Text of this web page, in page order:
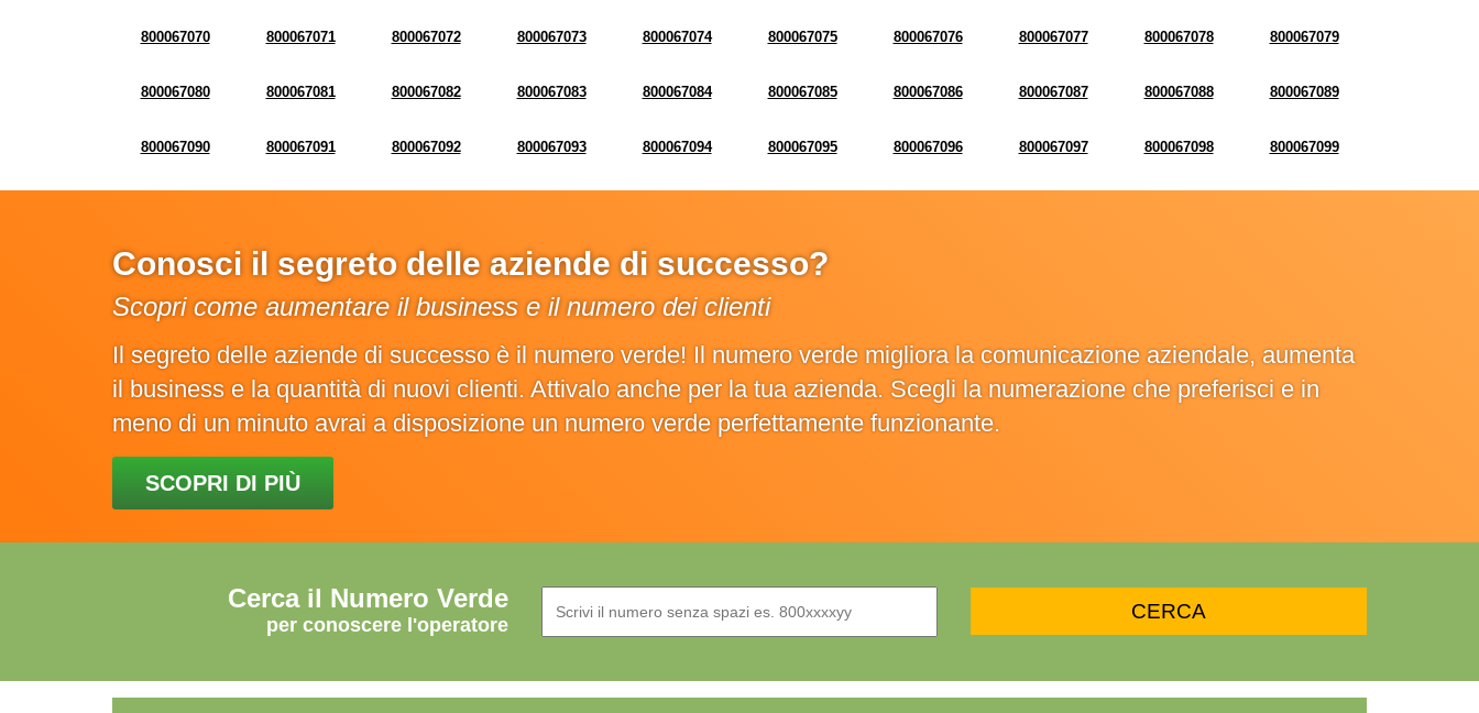
800067070 800067071 800067072 800067073 800067074 800067075 800067076 800067077 800067078 800067079
800067080 800067081 800067082 800067083 800067084 800067085 800067086 800067087 800067088 800067089
800067090 800067091 800067092 800067093 800067094 800067095 800067096 800067097 800067098 800067099
Conosci il segreto delle aziende di successo?
Scopri come aumentare il business e il numero dei clienti
Il segreto delle aziende di successo è il numero verde! Il numero verde migliora la comunicazione aziendale, aumenta
il business e la quantità di nuovi clienti. Attivalo anche per la tua azienda. Scegli la numerazione che preferisci e in
meno di un minuto avrai a disposizione un numero verde perfettamente funzionante.
SCOPRI DI PIÙ
Cerca il Numero Verde
per conoscere l'operatore